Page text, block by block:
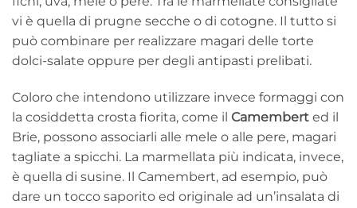
vi è quella di prugne secche o di cotogne. Il tutto si
può combinare per realizzare magari delle torte
dolci-salate oppure per degli antipasti prelibati.
Coloro che intendono utilizzare invece formaggi con
la cosiddetta crosta fiorita, come il Camembert ed il
Brie, possono associarli alle mele o alle pere, magari
tagliate a spicchi. La marmellata più indicata, invece,
è quella di susine. Il Camembert, ad esempio, può
dare un tocco saporito ed originale ad un’insalata di